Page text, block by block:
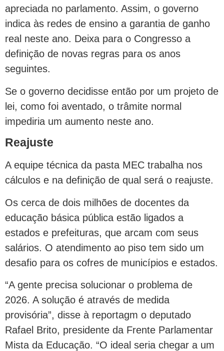
apreciada no parlamento. Assim, o governo
indica às redes de ensino a garantia de ganho
real neste ano. Deixa para o Congresso a
definição de novas regras para os anos
seguintes.
Se o governo decidisse então por um projeto de
lei, como foi aventado, o trâmite normal
impediria um aumento neste ano.
Reajuste
A equipe técnica da pasta MEC trabalha nos
cálculos e na definição de qual será o reajuste.
Os cerca de dois milhões de docentes da
educação básica pública estão ligados a
estados e prefeituras, que arcam com seus
salários. O atendimento ao piso tem sido um
desafio para os cofres de municípios e estados.
“A gente precisa solucionar o problema de
2026. A solução é através de medida
provisória”, disse à reportagm o deputado
Rafael Brito, presidente da Frente Parlamentar
Mista da Educação. “O ideal seria chegar a um